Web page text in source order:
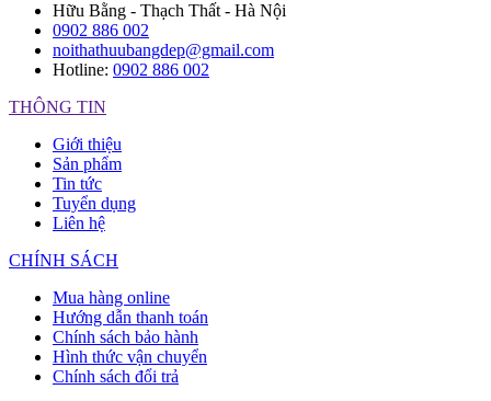
Hữu Bằng - Thạch Thất - Hà Nội
0902 886 002
noithathuubangdep@gmail.com
Hotline: 0902 886 002
THÔNG TIN
Giới thiệu
Sản phẩm
Tin tức
Tuyển dụng
Liên hệ
CHÍNH SÁCH
Mua hàng online
Hướng dẫn thanh toán
Chính sách bảo hành
Hình thức vận chuyển
Chính sách đổi trả